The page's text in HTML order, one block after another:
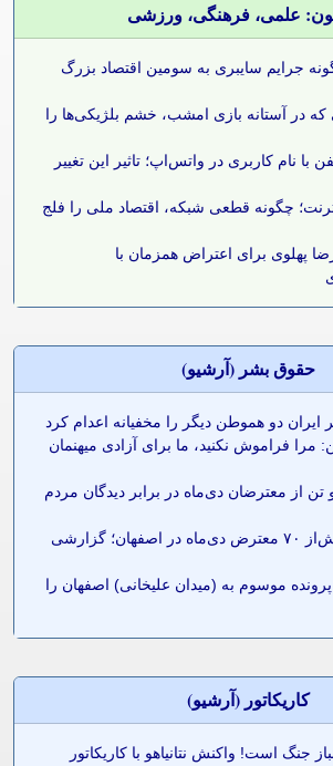
علمی، فرهنگی، ورزشی
چگونه جرایم سایبری به سومین اقتصاد بزرگ
که در آستانه بازی امشب، خشم بلژیکی‌ها را
با نام کاربری در واتس‌اپ؛ تاثیر این تغییر
چگونه قطعی شبکه، اقتصاد ملی را فلج
پهلوی برای اعتراض همزمان با
حقوق بشر (آرشيو)
ایران دو هموطن دیگر را مخفیانه اعدام کرد
مرا فراموش نکنید، ما برای آزادی میهنمان
تن از معترضان دی‌ماه در برابر دیدگان مردم
حکم اعدام برای بیش‌از ۷۰ معترض دی‌ماه در اصفهان؛ گزارشی
موسوم به (میدان علیخانی) اصفهان را
کاريکاتور (آرشيو)
جنگ است! واکنش نتانیاهو با کاریکاتور